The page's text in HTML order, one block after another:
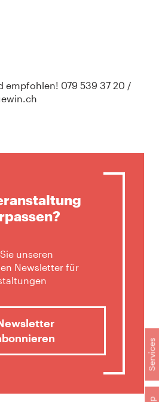
Services
empfohlen! 079 539 37 20 /
unseren
Newsletter für